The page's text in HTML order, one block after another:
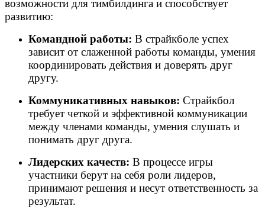
возможности для тимбилдинга и способствует
развитию:
Командной работы: В страйкболе успех
зависит от слаженной работы команды, умения
координировать действия и доверять друг
другу.
Коммуникативных навыков: Страйкбол
требует четкой и эффективной коммуникации
между членами команды, умения слушать и
понимать друг друга.
Лидерских качеств: В процессе игры
участники берут на себя роли лидеров,
принимают решения и несут ответственность за
результат.